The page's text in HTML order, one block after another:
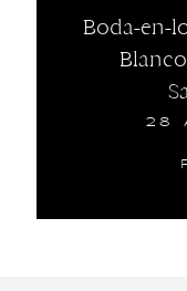
Boda-en-
28